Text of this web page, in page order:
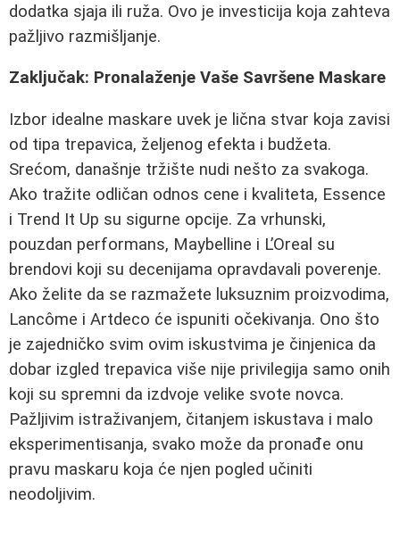
dodatka sjaja ili ruža. Ovo je investicija koja zahteva
pažljivo razmišljanje.
Zaključak: Pronalaženje Vaše Savršene Maskare
Izbor idealne maskare uvek je lična stvar koja zavisi
od tipa trepavica, željenog efekta i budžeta.
Srećom, današnje tržište nudi nešto za svakoga.
Ako tražite odličan odnos cene i kvaliteta, Essence
i Trend It Up su sigurne opcije. Za vrhunski,
pouzdan performans, Maybelline i L’Oreal su
brendovi koji su decenijama opravdavali poverenje.
Ako želite da se razmažete luksuznim proizvodima,
Lancôme i Artdeco će ispuniti očekivanja. Ono što
je zajedničko svim ovim iskustvima je činjenica da
dobar izgled trepavica više nije privilegija samo onih
koji su spremni da izdvoje velike svote novca.
Pažljivim istraživanjem, čitanjem iskustava i malo
eksperimentisanja, svako može da pronađe onu
pravu maskaru koja će njen pogled učiniti
neodoljivim.